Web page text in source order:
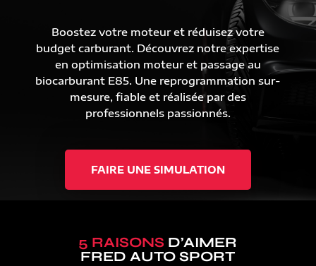
Boostez votre moteur et réduisez votre
budget carburant. Découvrez notre expertise
en optimisation moteur et passage au
biocarburant E85. Une reprogrammation sur-
mesure, fiable et réalisée par des
professionnels passionnés.
FAIRE UNE SIMULATION
5 RAISONS D’AIMER
FRED AUTO SPORT